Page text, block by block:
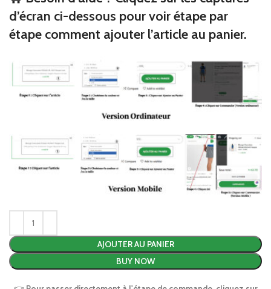
d’écran ci-dessous pour voir étape par
étape comment ajouter l’article au panier.
AJOUTER AU PANIER
BUY NOW